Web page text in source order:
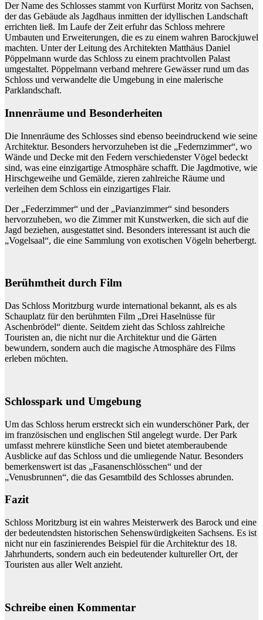
Der Name des Schlosses stammt von Kurfürst Moritz von Sachsen,
der das Gebäude als Jagdhaus inmitten der idyllischen Landschaft
errichten ließ. Im Laufe der Zeit erfuhr das Schloss mehrere
Umbauten und Erweiterungen, die es zu einem wahren Barockjuwel
machten. Unter der Leitung des Architekten Matthäus Daniel
Pöppelmann wurde das Schloss zu einem prachtvollen Palast
umgestaltet. Pöppelmann verband mehrere Gewässer rund um das
Schloss und verwandelte die Umgebung in eine malerische
Parklandschaft.
Innenräume und Besonderheiten
Die Innenräume des Schlosses sind ebenso beeindruckend wie seine
Architektur. Besonders hervorzuheben ist die „Federnzimmer“, wo
Wände und Decke mit den Federn verschiedenster Vögel bedeckt
sind, was eine einzigartige Atmosphäre schafft. Die Jagdmotive, wie
Hirschgeweihe und Gemälde, zieren zahlreiche Räume und
verleihen dem Schloss ein einzigartiges Flair.
Der „Federzimmer“ und der „Pavianzimmer“ sind besonders
hervorzuheben, wo die Zimmer mit Kunstwerken, die sich auf die
Jagd beziehen, ausgestattet sind. Besonders interessant ist auch die
„Vogelsaal“, die eine Sammlung von exotischen Vögeln beherbergt.
Berühmtheit durch Film
Das Schloss Moritzburg wurde international bekannt, als es als
Schauplatz für den berühmten Film „Drei Haselnüsse für
Aschenbrödel“ diente. Seitdem zieht das Schloss zahlreiche
Touristen an, die nicht nur die Architektur und die Gärten
bewundern, sondern auch die magische Atmosphäre des Films
erleben möchten.
Schlosspark und Umgebung
Um das Schloss herum erstreckt sich ein wunderschöner Park, der
im französischen und englischen Stil angelegt wurde. Der Park
umfasst mehrere künstliche Seen und bietet atemberaubende
Ausblicke auf das Schloss und die umliegende Natur. Besonders
bemerkenswert ist das „Fasanenschlösschen“ und der
„Venusbrunnen“, die das Gesamtbild des Schlosses abrunden.
Fazit
Schloss Moritzburg ist ein wahres Meisterwerk des Barock und eine
der bedeutendsten historischen Sehenswürdigkeiten Sachsens. Es ist
nicht nur ein faszinierendes Beispiel für die Architektur des 18.
Jahrhunderts, sondern auch ein bedeutender kultureller Ort, der
Touristen aus aller Welt anzieht.
Schreibe einen Kommentar